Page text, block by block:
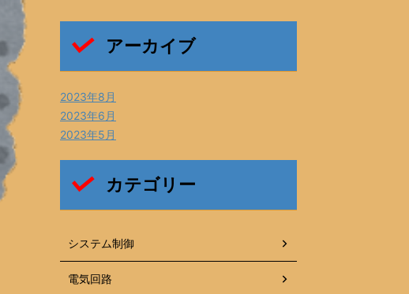
アーカイブ
2023年8月
2023年6月
2023年5月
カテゴリー
システム制御
電気回路